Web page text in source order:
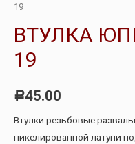
19
ВТУЛКА
19
Р45.00
Втулки резьбовые
никелированной латуни